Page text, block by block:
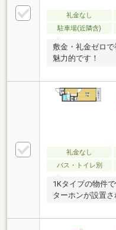
礼金なし
駐車場(近隣含)
敷金・礼金ゼロ
魅力的です！
礼金なし
バス・トイレ別
1Kタイプの物件
ターホンが設置